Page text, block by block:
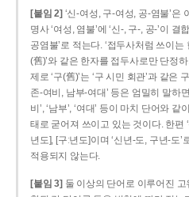
[붙임 2] ‘신-여성, 구-여성, 공-염불’은
명사 ‘여성, 염불’에 ‘신-, 구-, 공-’이
공염불’로 적는다. ‘접두사처럼 쓰이는
(舊)’와 같은 한자를 접두사로만 단정
제로 ‘구(舊)’는 ‘구 시민 회관’과 같은
존­-여비, 남부-­여대’ 등은 엄밀히 말하
비’, ‘남부’, ‘여대’ 등이 마치 단어와
태로 굳어져 쓰이고 있는 것이다. 한편
년도], [구ː년도]이며 ‘신년­-도, 구년-­도
적용되지 않는다.
[붙임 3] 둘 이상의 단어로 이루어진